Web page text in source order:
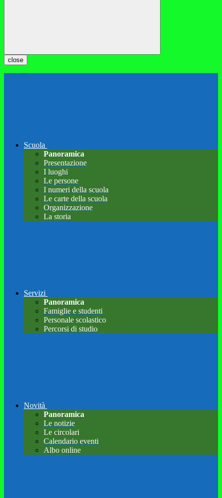
close
Scuola
Panoramica
Presentazione
I luoghi
Le persone
I numeri della scuola
Le carte della scuola
Organizzazione
La storia
Servizi
Panoramica
Famiglie e studenti
Personale scolastico
Percorsi di studio
Novità
Panoramica
Le notizie
Le circolari
Calendario eventi
Albo online